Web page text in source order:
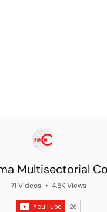
Multisectorial
Morosidad
71 Videos • 4.5K Views